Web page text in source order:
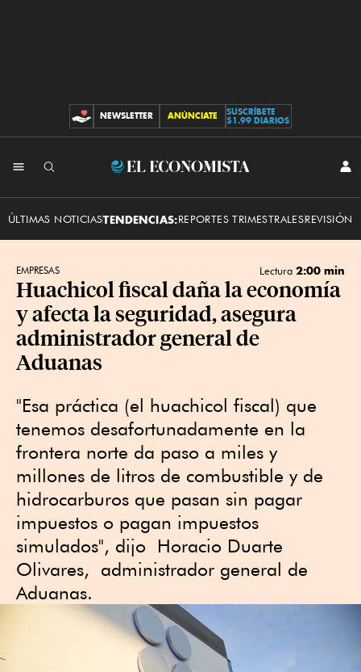
CONTRIBUCIONES
NEWSLETTER ANÚNCIATE
SUSCRÍBETE
$1.99 DIARIOS
El
ÚLTIMAS NOTICIASTENDENCIAS:REPORTES TRIMESTRALESREVISIÓN
EMPRESAS Lectura 2:00 min
Huachicol fiscal daña la economía
y afecta la seguridad, asegura
administrador general de
Aduanas
"Esa práctica (el huachicol fiscal) que
tenemos desafortunadamente en la
frontera norte da paso a miles y
millones de litros de combustible y de
hidrocarburos que pasan sin pagar
impuestos o pagan impuestos
simulados", dijo Horacio Duarte
Olivares, administrador general de
Aduanas.